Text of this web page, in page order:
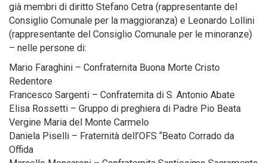
già membri di diritto Stefano Cetra (rappresentante del
Consiglio Comunale per la maggioranza) e Leonardo Lollini
(rappresentante del Consiglio Comunale per le minoranze)
– nelle persone di:
Mario Faraghini – Confraternita Buona Morte Cristo
Redentore
Francesco Sargenti – Confraternita di S. Antonio Abate
Elisa Rossetti – Gruppo di preghiera di Padre Pio Beata
Vergine Maria del Monte Carmelo
Daniela Piselli – Fraternità dell’OFS “Beato Corrado da
Offida